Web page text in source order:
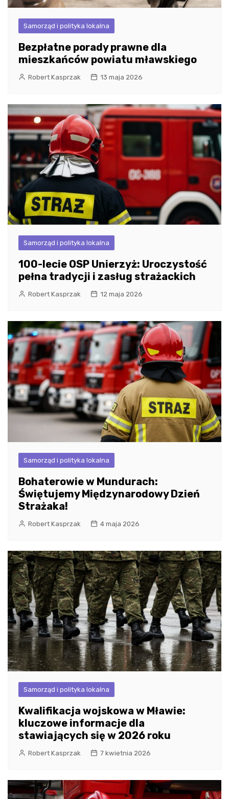
Samorząd i polityka lokalna
Bezpłatne porady prawne dla
mieszkańców powiatu mławskiego
Robert Kasprzak 13 maja 2026
Samorząd i polityka lokalna
100-lecie OSP Unierzyż: Uroczystość
pełna tradycji i zasług strażackich
Robert Kasprzak 12 maja 2026
Samorząd i polityka lokalna
Bohaterowie w Mundurach:
Świętujemy Międzynarodowy Dzień
Strażaka!
Robert Kasprzak 4 maja 2026
Samorząd i polityka lokalna
Kwalifikacja wojskowa w Mławie:
kluczowe informacje dla
stawiających się w 2026 roku
Robert Kasprzak 7 kwietnia 2026